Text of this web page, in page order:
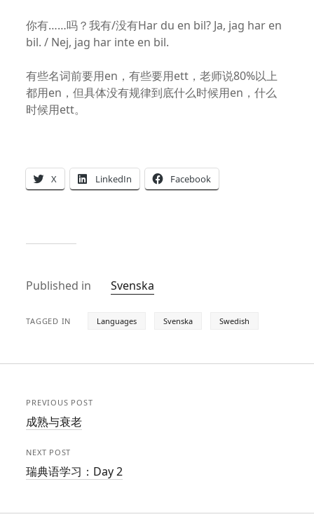
你有……吗？我有/没有Har du en bil? Ja, jag har en
bil. / Nej, jag har inte en bil.
有些名词前要用en，有些要用ett，老师说80%以上
都用en，但具体没有规律到底什么时候用en，什么
时候用ett。
X LinkedIn Facebook
Published in Svenska
TAGGED IN Languages Svenska Swedish
PREVIOUS POST
成熟与衰老
NEXT POST
瑞典语学习：Day 2